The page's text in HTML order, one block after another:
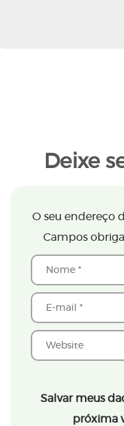
Deixe
O seu endereço
Campos
Salvar meus
próxima